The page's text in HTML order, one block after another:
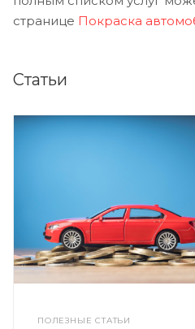
странице Покраска
Статьи
ПОЛЕЗНЫЕ СТАТЬИ